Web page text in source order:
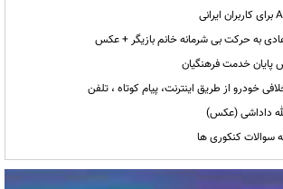
به حرکت بی شرمانه خانم بازیگر + عکس
خودرو از طریق اینترنت، پیام کوتاه ، تلفن
داداشی (عکس)
سوالات کنکوری ها